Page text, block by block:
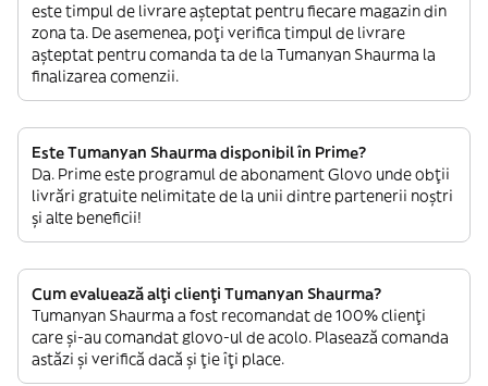
este timpul de livrare așteptat pentru fiecare magazin din
zona ta. De asemenea, poți verifica timpul de livrare
așteptat pentru comanda ta de la Tumanyan Shaurma la
finalizarea comenzii.
Este Tumanyan Shaurma disponibil în Prime?
Da. Prime este programul de abonament Glovo unde obții
livrări gratuite nelimitate de la unii dintre partenerii noștri
și alte beneficii!
Cum evaluează alți clienți Tumanyan Shaurma?
Tumanyan Shaurma a fost recomandat de 100% clienți
care și-au comandat glovo-ul de acolo. Plasează comanda
astăzi și verifică dacă și ție îți place.